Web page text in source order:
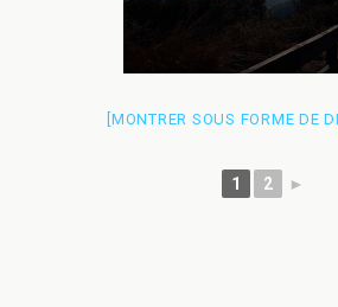
[MONTRER SOUS FORME DE
1 2 ►